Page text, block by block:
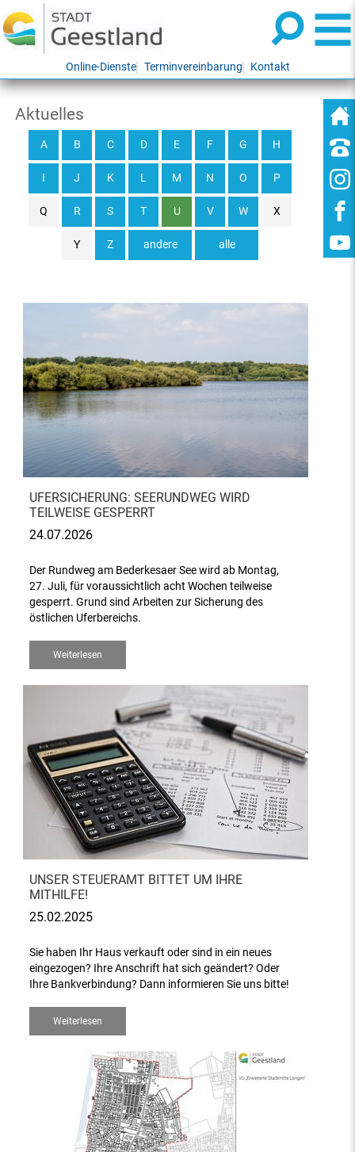
Online-Dienste Terminvereinbarung Kontakt
Aktuelles
alle
A B C D E F G H
I J K L M N O P
Q R S T U V W X
Y Z andere
UFERSICHERUNG: SEERUNDWEG WIRD
TEILWEISE GESPERRT
24.07.2026
Der Rundweg am Bederkesaer See wird ab Montag,
27. Juli, für voraussichtlich acht Wochen teilweise
gesperrt. Grund sind Arbeiten zur Sicherung des
östlichen Uferbereichs.
Weiterlesen
UNSER STEUERAMT BITTET UM IHRE
MITHILFE!
25.02.2025
Sie haben Ihr Haus verkauft oder sind in ein neues
eingezogen? Ihre Anschrift hat sich geändert? Oder
Ihre Bankverbindung? Dann informieren Sie uns bitte!
Weiterlesen